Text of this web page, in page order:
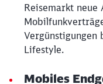
Reisemarkt neue
Vergünstigungen
Lifestyle.
Mobiles